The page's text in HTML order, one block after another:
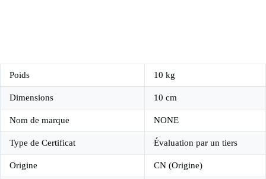
Poids 10 kg
Dimensions 10 cm
Nom de marque NONE
Type de Certificat Évaluation par un tiers
Origine CN (Origine)